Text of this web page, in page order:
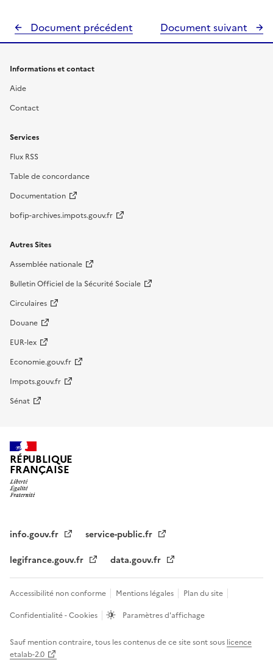
Document précédent Document suivant
Informations et contact
Aide
Contact
Services
Flux RSS
Table de concordance
Documentation
bofip-archives.impots.gouv.fr
Autres Sites
Assemblée nationale
Bulletin Officiel de la Sécurité Sociale
Circulaires
Douane
EUR-lex
Economie.gouv.fr
Impots.gouv.fr
Sénat
RÉPUBLIQUE
FRANÇAISE
info.gouv.fr
service-public.fr
legifrance.gouv.fr
data.gouv.fr
Accessibilité non conforme Mentions légales
Plan du site
Confidentialité - Cookies
Paramètres d'affichage
Sauf mention contraire, tous les contenus de ce site sont sous licence
etalab-2.0